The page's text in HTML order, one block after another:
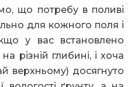
що потребу в поливі
для кожного поля і
у вас встановлено
різній глибині, і хоча
верхньому) досягнуто